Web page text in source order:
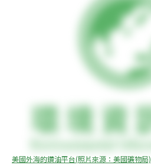
美國外海的鑽油平台(照片來源：美國礦物局)